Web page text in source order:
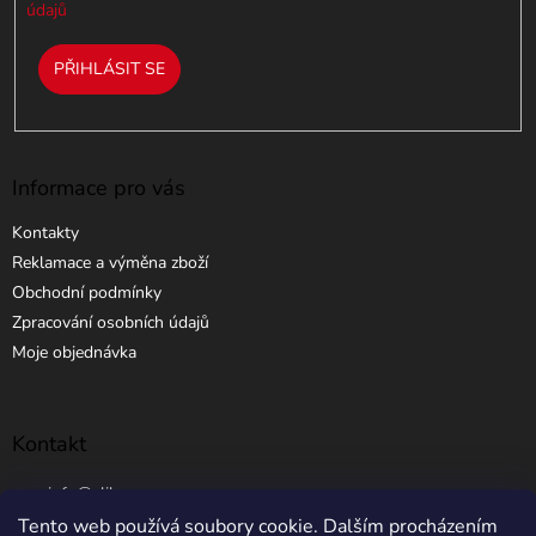
Tento web používá soubory cookie. Dalším procházením
údajů
PŘIHLÁSIT SE
Informace pro vás
Kontakty
Reklamace a výměna zboží
Obchodní podmínky
Zpracování osobních údajů
Moje objednávka
Kontakt
info @ elibros.cz
+420 734 184 444